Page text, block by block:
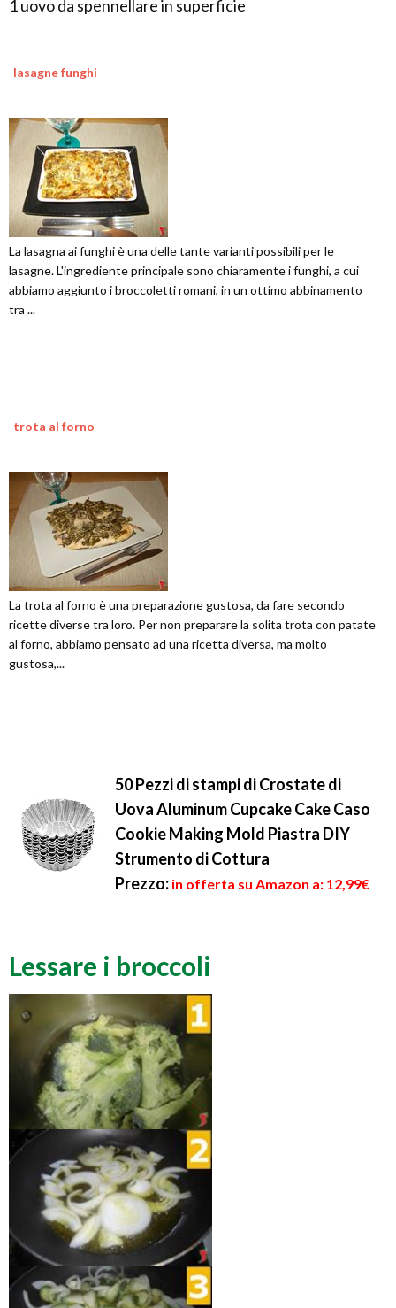
1 uovo da spennellare in superficie
lasagne funghi
La lasagna ai funghi è una delle tante varianti possibili per le
lasagne. L'ingrediente principale sono chiaramente i funghi, a cui
abbiamo aggiunto i broccoletti romani, in un ottimo abbinamento
tra ...
trota al forno
La trota al forno è una preparazione gustosa, da fare secondo
ricette diverse tra loro. Per non preparare la solita trota con patate
al forno, abbiamo pensato ad una ricetta diversa, ma molto
gustosa,...
50 Pezzi di stampi di Crostate di
Uova Aluminum Cupcake Cake Caso
Cookie Making Mold Piastra DIY
Strumento di Cottura
Prezzo: in offerta su Amazon a: 12,99€
Lessare i broccoli